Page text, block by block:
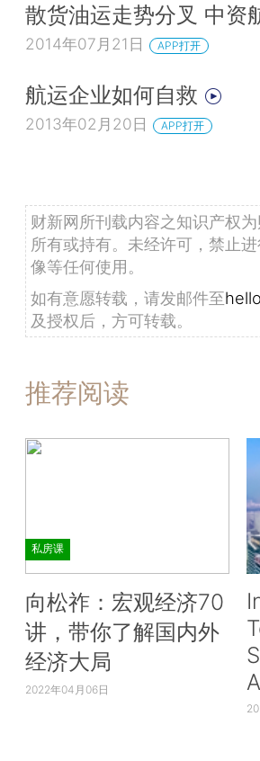
散货油运走势分叉 中资
2014年07月21日 APP打开
航运企业如何自救
2013年02月20日 APP打开
财新网所刊载内容之知识产权
所有或持有。未经许可，禁止
像等任何使用。
如有意愿转载，请发邮件至
及授权后，方可转载。
推荐阅读
私房课
向松祚：宏观经济70
讲，带你了解国内外
经济大局
2022年04月06日